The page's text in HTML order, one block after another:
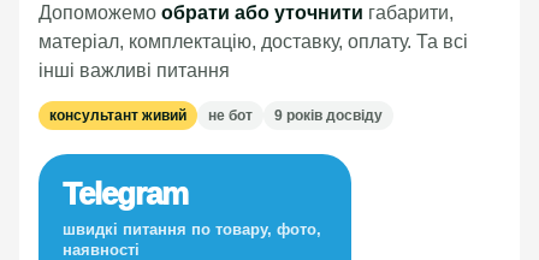
Допоможемо обрати або уточнити габарити,
матеріал, комплектацію, доставку, оплату. Та всі
інші важливі питання
консультант живий не бот 9 років досвіду
Telegram
швидкі питання по товару, фото,
наявності